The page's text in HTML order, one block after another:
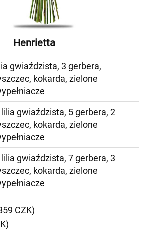
Henrietta
gwiaździsta, 3 gerbera,
kokarda, zielone
lilia gwiaździsta, 5 gerbera, 2
kokarda, zielone
lilia gwiaździsta, 7 gerbera, 3
kokarda, zielone
CZK)